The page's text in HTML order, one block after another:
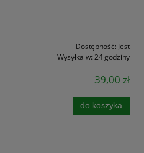
Dostępność: Jest
Wysyłka w: 24 godziny
39,00 zł
do koszyka